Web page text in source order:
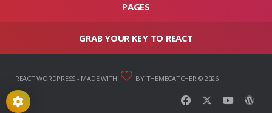
PAGES
GRAB YOUR KEY TO REACT
REACT WORDPRESS - MADE WITH BY THEMECATCHER © 2026